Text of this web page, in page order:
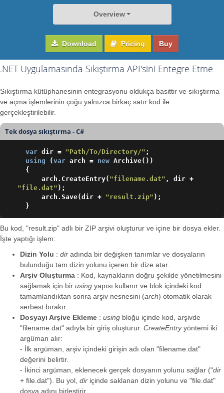
Overview
Download Pricing Buy
.NET Uygulamasında Sıkıştırma API'sini Entegre Etme
Sıkıştırma kütüphanesinin entegrasyonu oldukça basittir ve sıkıştırma
ve açma işlemlerinin çoğu yalnızca birkaç satır kod ile
gerçekleştirilebilir.
Tek dosya sıkıştırma - C#
var dir = "Path/To/Directory/" ;
using (var arch = new Archive())
      arch.CreateEntry(
"filename.dat"
"file.dat" );
      arch.Save(dir +
"result.zip" );
Bu kod, "result.zip" adlı bir ZIP arşivi oluşturur ve içine bir dosya ekler.
İşte yaptığı işlem:
Dizin Yolu : dir adında bir değişken tanımlar ve dosyaların
bulunduğu tam dizin yolunu içeren bir dize atar.
Arşiv Oluşturma : Kod, kaynakların doğru şekilde yönetilmesini
sağlamak için bir using yapısı kullanır ve blok içindeki kod
tamamlandıktan sonra arşiv nesnesini (arch) otomatik olarak
serbest bırakır.
Dosyayı Arşive Ekleme : using bloğu içinde kod, arşivde
"filename.dat" adıyla bir giriş oluşturur. CreateEntryyöntemi iki
argüman alır:
- İlk argüman, arşiv içindeki girişin adı olan "filename.dat"
değerini belirtir.
- İkinci argüman, eklenecek gerçek dosyanın yolunu sağlar ("dir
+ file.dat"). Bu yol, dir içinde saklanan dizin yolunu ve "file.dat"
dosya adını birleştirir.